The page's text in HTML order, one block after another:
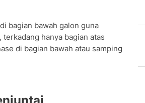
bagian bawah galon guna
hanya bagian atas
di bagian bawah atau samping